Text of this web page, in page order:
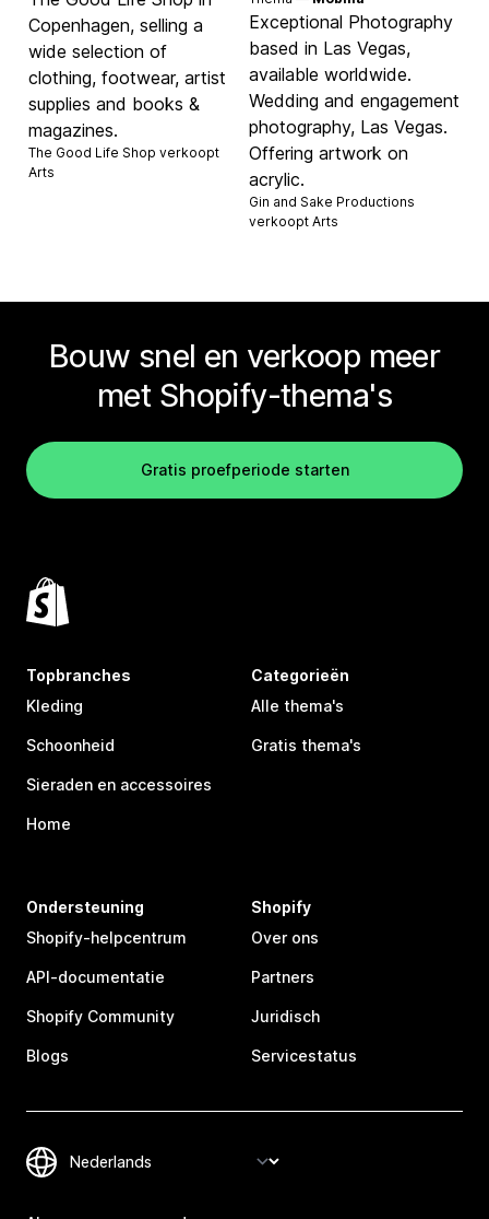
Copenhagen, selling a
wide selection of
clothing, footwear, artist
supplies and books &
magazines.
The Good Life Shop verkoopt
Arts
Exceptional Photography
based in Las Vegas,
available worldwide.
Wedding and engagement
photography, Las Vegas.
Offering artwork on
acrylic.
Gin and Sake Productions
verkoopt Arts
Bouw snel en verkoop meer
met Shopify-thema's
Gratis proefperiode starten
Topbranches
Kleding
Schoonheid
Sieraden en accessoires
Home
Categorieën
Alle thema's
Gratis thema's
Ondersteuning
Shopify-helpcentrum
API-documentatie
Shopify Community
Blogs
Shopify
Over ons
Partners
Juridisch
Servicestatus